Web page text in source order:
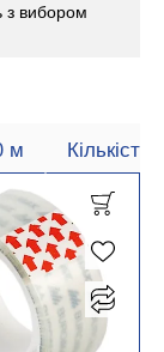
з вибором
м